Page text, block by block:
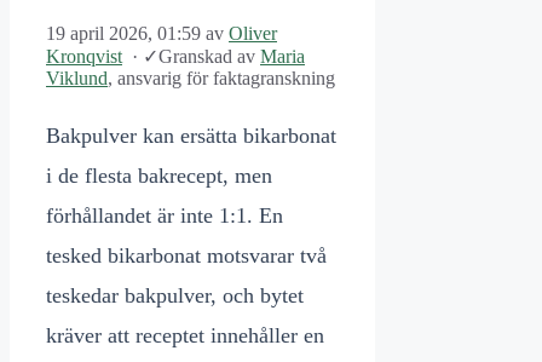
19 april 2026, 01:59 av Oliver
Kronqvist · ✓Granskad av Maria
Viklund, ansvarig för faktagranskning
Bakpulver kan ersätta bikarbonat
i de flesta bakrecept, men
förhållandet är inte 1:1. En
tesked bikarbonat motsvarar två
teskedar bakpulver, och bytet
kräver att receptet innehåller en